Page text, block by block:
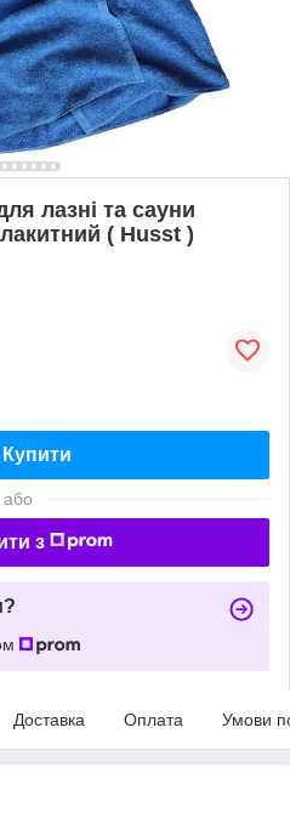
лазні та сауни
( Husst )
Купити
або
з
Доставка Оплата Умови